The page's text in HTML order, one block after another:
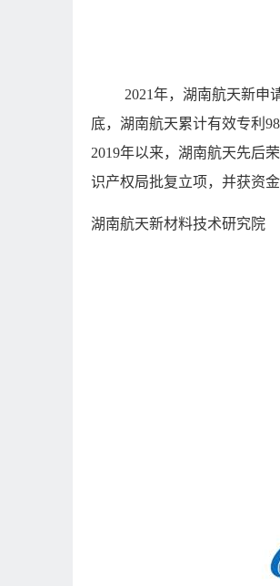
2021年，湖南航天新申
底，湖南航天累计有效专利
2019年以来，湖南航天先后
识产权局批复立项，并获资金
湖南航天新材料技术研究院